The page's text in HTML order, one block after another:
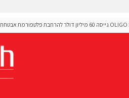
OLIGO Security גייסה 60 מיליון דולר להרחבת פלטפורמת אבטחת